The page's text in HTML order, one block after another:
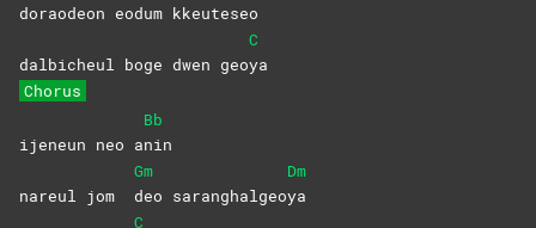
doraodeon eodum kkeuteseo
dalbicheul boge dwen geo
C
ya
Chorus
ijeneun neo a
Bb
nin
nareul jom
Gm
deo saranghalgeo
Dm
ya
C